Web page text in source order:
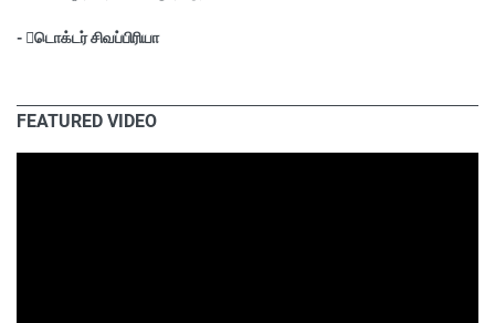
- டொக்டர் சிவப்பிரியா
FEATURED VIDEO